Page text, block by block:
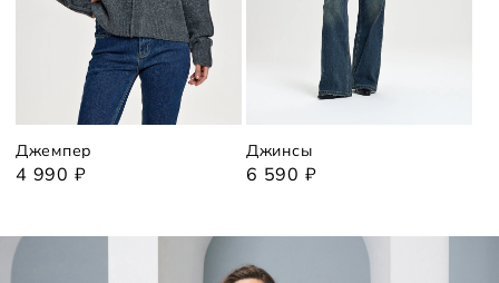
Джемпер
4 990 ₽
Джинсы
6 590 ₽